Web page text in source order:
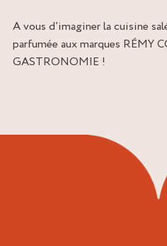
A vous d’imaginer la cuisine
parfumée aux marques RÉMY
GASTRONOMIE !